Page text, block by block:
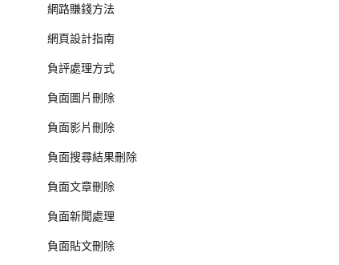
網路賺錢方法
網頁設計指南
負評處理方式
負面圖片刪除
負面影片刪除
負面搜尋結果刪除
負面文章刪除
負面新聞處理
負面貼文刪除